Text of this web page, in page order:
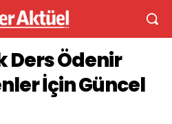
Ders Ödenir
İçin Güncel